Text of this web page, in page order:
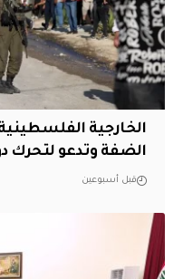
الخارجية
الضفة وتدعو لتحرك
قبل أسبوعين